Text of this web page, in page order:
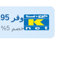
وفر 0.295 د.ك مع KNET
خصم 5% فوري عند الدفع عبر KNET